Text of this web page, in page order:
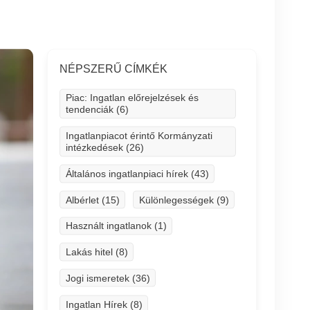
NÉPSZERŰ CÍMKÉK
Piac: Ingatlan előrejelzések és
tendenciák (6)
Ingatlanpiacot érintő Kormányzati
intézkedések (26)
Általános ingatlanpiaci hírek (43)
Albérlet (15) Különlegességek (9)
Használt ingatlanok (1)
Lakás hitel (8)
Jogi ismeretek (36)
Ingatlan Hírek (8)